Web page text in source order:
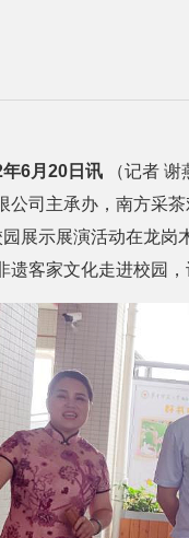
6月20日讯
（记者
公司主承办，南方采
展示展演活动在龙岗
客家文化走进校园